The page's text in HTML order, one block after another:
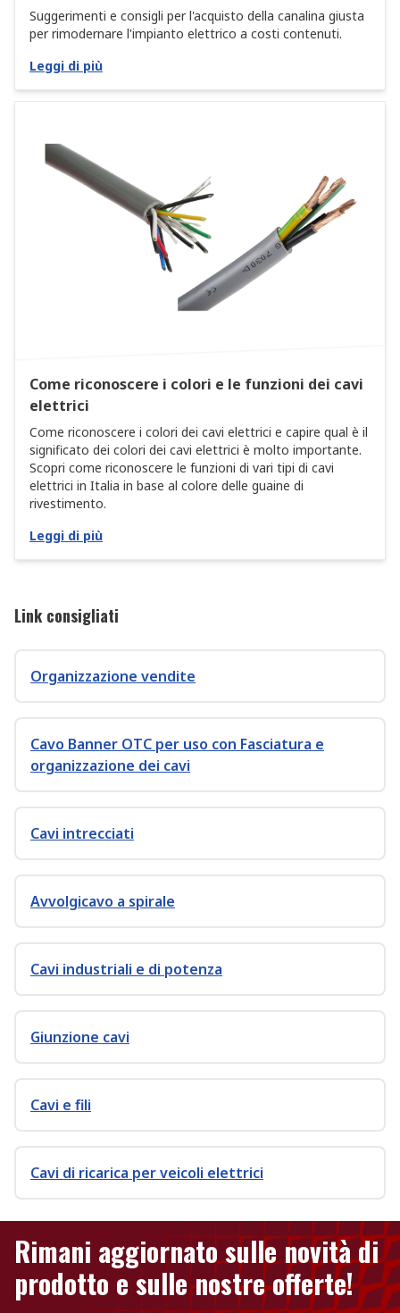
Suggerimenti e consigli per l'acquisto della canalina giusta
per rimodernare l'impianto elettrico a costi contenuti.
Leggi di più
Come riconoscere i colori e le funzioni dei cavi
elettrici
Come riconoscere i colori dei cavi elettrici e capire qual è il
significato dei colori dei cavi elettrici è molto importante.
Scopri come riconoscere le funzioni di vari tipi di cavi
elettrici in Italia in base al colore delle guaine di
rivestimento.
Leggi di più
Link consigliati
Organizzazione vendite
Cavo Banner OTC per uso con Fasciatura e
organizzazione dei cavi
Cavi intrecciati
Avvolgicavo a spirale
Cavi industriali e di potenza
Giunzione cavi
Cavi e fili
Cavi di ricarica per veicoli elettrici
Rimani aggiornato sulle novità di
prodotto e sulle nostre offerte!